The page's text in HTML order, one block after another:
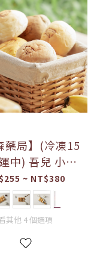
藥局】(冷凍15
中) 吾兒 小河
馬麵包
~ NT$380
其他 4 個選項